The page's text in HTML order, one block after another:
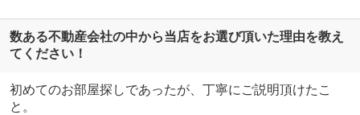
数ある不動産会社の中から当店をお選び頂いた理由を教え
てください！
初めてのお部屋探しであったが、丁寧にご説明頂けたこ
と。